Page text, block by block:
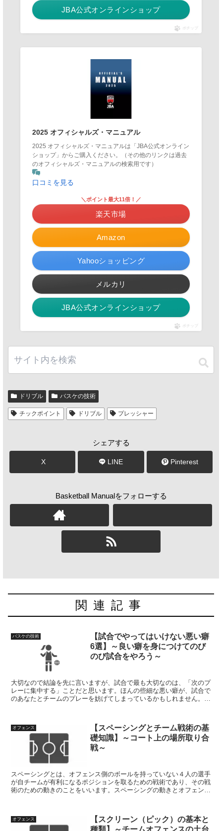
JBA公式オンラインショップ
ポチップ
2025 オフィシャルズ・マニュアル
2025 オフィシャルズ・マニュアルは「JBA公式オンライン
ショップ」からご購入ください。（その他のリンクは過去
のオフィシャルズ・マニュアルの検索用です）
口コミを見る
Amazon
＼ポイント最大11倍！／
楽天市場
Yahooショッピング
メルカリ
JBA公式オンラインショップ
ポチップ
ドリブル バスケの技術
チックポイント ドリブル プレッシャー
シェアする
X LINE Pinterest
Basketball Manualをフォローする
関連記事
バスケの技術
【試合でやってはいけない悪い癖
6選】～良い癖を身につけてのび
のび試合をやろう～
大切なので結論を先に言いますが、試合で最も大切なのは、「次のプ
レーに集中する」ことだと思います。ほんの些細な悪い癖が、試合で
のあなたとチームのプレーを妨げてしまっているかもしれません。悪
オフェンス
【スペーシングとチーム戦術の基
礎知識】～コート上の場所取り合
戦～
スペーシングとは、オフェンス側のボールを持っていない４人の選手
が自チームが有利になるポジションを取るための戦術であり、その戦
術のための動きのことをいいます。スペーシングの動きとオフェンス
オフェンス
【スクリーン（ピック）の基本と